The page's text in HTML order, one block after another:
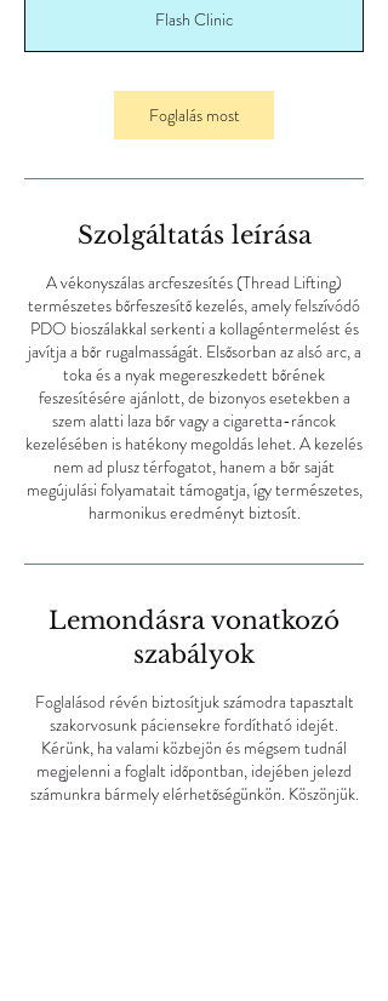
r
Flash Clinic
Foglalás most
Szolgáltatás leírása
A vékonyszálas arcfeszesítés (Thread Lifting)
természetes bőrfeszesítő kezelés, amely felszívódó
PDO bioszálakkal serkenti a kollagéntermelést és
javítja a bőr rugalmasságát. Elsősorban az alsó arc, a
toka és a nyak megereszkedett bőrének
feszesítésére ajánlott, de bizonyos esetekben a
szem alatti laza bőr vagy a cigaretta-ráncok
kezelésében is hatékony megoldás lehet. A kezelés
nem ad plusz térfogatot, hanem a bőr saját
megújulási folyamatait támogatja, így természetes,
harmonikus eredményt biztosít.
Lemondásra vonatkozó
szabályok
Foglalásod révén biztosítjuk számodra tapasztalt
szakorvosunk páciensekre fordítható idejét.
Kérünk, ha valami közbejön és mégsem tudnál
megjelenni a foglalt időpontban, idejében jelezd
számunkra bármely elérhetőségünkön. Köszönjük.